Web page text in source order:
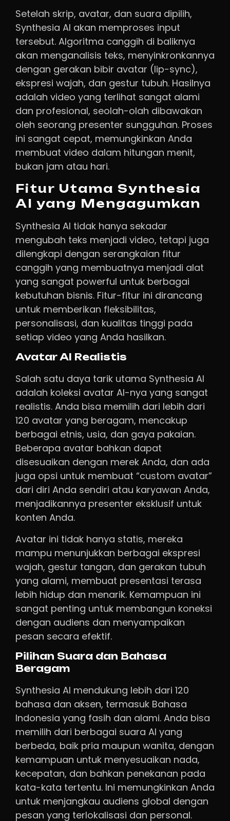
Setelah skrip, avatar, dan suara dipilih,
Synthesia AI akan memproses input
tersebut. Algoritma canggih di baliknya
akan menganalisis teks, menyinkronkannya
dengan gerakan bibir avatar (lip-sync),
ekspresi wajah, dan gestur tubuh. Hasilnya
adalah video yang terlihat sangat alami
dan profesional, seolah-olah dibawakan
oleh seorang presenter sungguhan. Proses
ini sangat cepat, memungkinkan Anda
membuat video dalam hitungan menit,
bukan jam atau hari.
Fitur Utama Synthesia
AI yang Mengagumkan
Synthesia AI tidak hanya sekadar
mengubah teks menjadi video, tetapi juga
dilengkapi dengan serangkaian fitur
canggih yang membuatnya menjadi alat
yang sangat powerful untuk berbagai
kebutuhan bisnis. Fitur-fitur ini dirancang
untuk memberikan fleksibilitas,
personalisasi, dan kualitas tinggi pada
setiap video yang Anda hasilkan.
Avatar AI Realistis
Salah satu daya tarik utama Synthesia AI
adalah koleksi avatar AI-nya yang sangat
realistis. Anda bisa memilih dari lebih dari
120 avatar yang beragam, mencakup
berbagai etnis, usia, dan gaya pakaian.
Beberapa avatar bahkan dapat
disesuaikan dengan merek Anda, dan ada
juga opsi untuk membuat “custom avatar”
dari diri Anda sendiri atau karyawan Anda,
menjadikannya presenter eksklusif untuk
konten Anda.
Avatar ini tidak hanya statis, mereka
mampu menunjukkan berbagai ekspresi
wajah, gestur tangan, dan gerakan tubuh
yang alami, membuat presentasi terasa
lebih hidup dan menarik. Kemampuan ini
sangat penting untuk membangun koneksi
dengan audiens dan menyampaikan
pesan secara efektif.
Pilihan Suara dan Bahasa
Beragam
Synthesia AI mendukung lebih dari 120
bahasa dan aksen, termasuk Bahasa
Indonesia yang fasih dan alami. Anda bisa
memilih dari berbagai suara AI yang
berbeda, baik pria maupun wanita, dengan
kemampuan untuk menyesuaikan nada,
kecepatan, dan bahkan penekanan pada
kata-kata tertentu. Ini memungkinkan Anda
untuk menjangkau audiens global dengan
pesan yang terlokalisasi dan personal.